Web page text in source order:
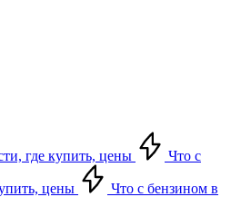
где купить, цены Что с
цены
Что с бензином в